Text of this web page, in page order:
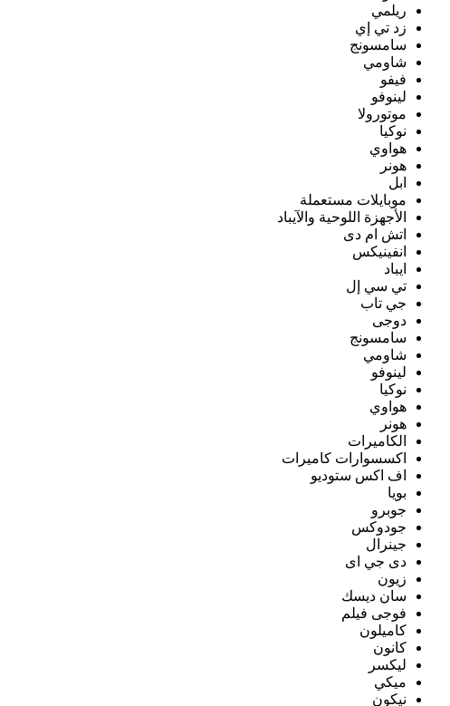
ريلمي
زد تي إي
سامسونج
شاومي
فيفو
لينوفو
موتورولا
نوكيا
هواوي
هونر
ابل
موبايلات مستعملة
الأجهزة اللوحية والآيباد
اتش ام دى
انفينيكس
ايباد
تي سي إل
جي تاب
دوجى
سامسونج
شاومي
لينوفو
نوكيا
هواوي
هونر
الكاميرات
اكسسوارات كاميرات
اف اكس ستوديو
بويا
جوبرو
جودوكس
جينرال
دى جي اى
زيون
سان ديسك
فوجى فيلم
كاميلون
كانون
ليكسر
ميكي
نيكون